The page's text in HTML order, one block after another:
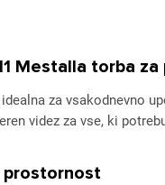
Mestalla torba za
idealna za vsakodnevno
videz za vse, ki
prostornost